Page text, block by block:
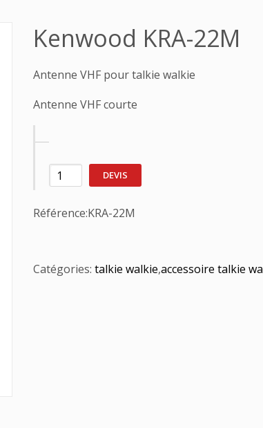
Kenwood KRA-22M
Antenne VHF pour talkie walkie
Antenne VHF courte
DEVIS
Référence:KRA-22M
Catégories: talkie walkie,accessoire talkie